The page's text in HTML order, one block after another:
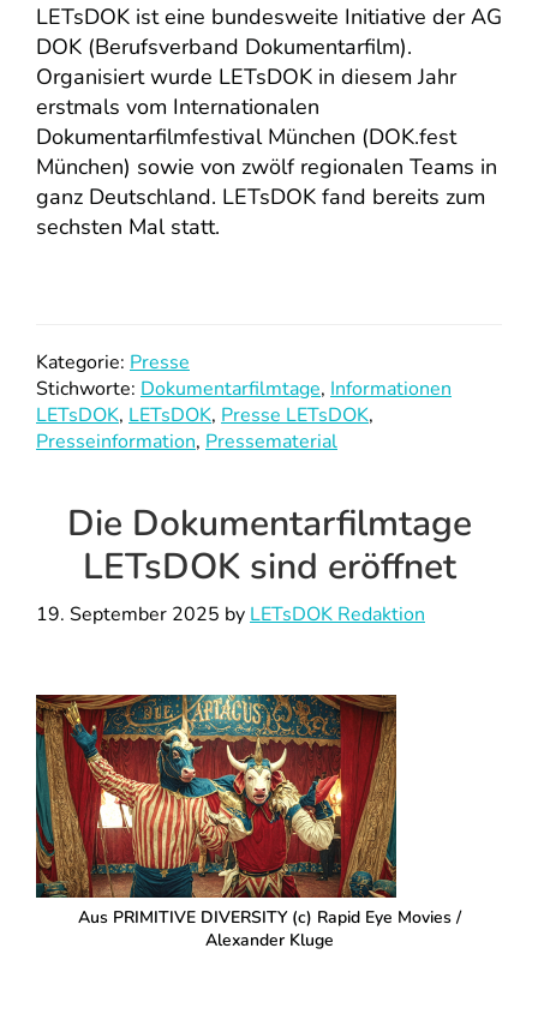
LETsDOK ist eine bundesweite Initiative der AG
DOK (Berufsverband Dokumentarfilm).
Organisiert wurde LETsDOK in diesem Jahr
erstmals vom Internationalen
Dokumentarfilmfestival München (DOK.fest
München) sowie von zwölf regionalen Teams in
ganz Deutschland. LETsDOK fand bereits zum
sechsten Mal statt.
Kategorie: Presse
Stichworte: Dokumentarfilmtage, Informationen
LETsDOK, LETsDOK, Presse LETsDOK,
Presseinformation, Pressematerial
Die Dokumentarfilmtage
LETsDOK sind eröffnet
19. September 2025 by LETsDOK Redaktion
Aus PRIMITIVE DIVERSITY (c) Rapid Eye Movies /
Alexander Kluge